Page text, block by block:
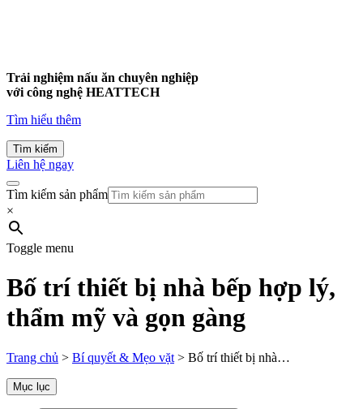
Trải nghiệm nấu ăn chuyên nghiệp
với công nghệ HEATTECH
Tìm hiểu thêm
Tìm kiếm
Liên hệ ngay
Tìm kiếm sản phẩm
×
Toggle menu
Bố trí thiết bị nhà bếp hợp lý,
thẩm mỹ và gọn gàng
Trang chủ > Bí quyết & Mẹo vặt > Bố trí thiết bị nhà…
Mục lục